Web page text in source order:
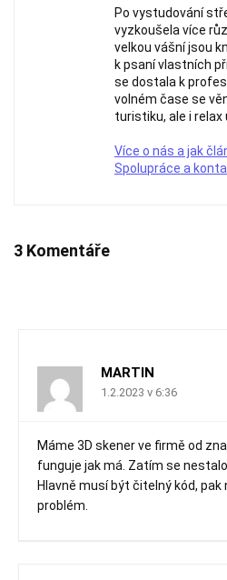
Po vystudování
vyzkoušela více
velkou vášní jsou
k psaní vlastních
se dostala k
volném čase se
turistiku, ale i relax
Více o nás a jak
Spolupráce a
3 Komentáře
MARTIN
1.2.2023 v 6:36
Máme 3D skener ve firmě od
funguje jak má. Zatím se
Hlavně musí být čitelný kód,
problém.